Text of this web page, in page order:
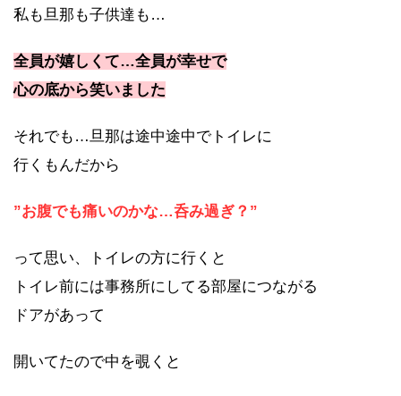
私も旦那も子供達も…
全員が嬉しくて…全員が幸せで
心の底から笑いました
それでも…旦那は途中途中でトイレに
行くもんだから
”お腹でも痛いのかな…呑み過ぎ？”
って思い、トイレの方に行くと
トイレ前には事務所にしてる部屋につながる
ドアがあって
開いてたので中を覗くと